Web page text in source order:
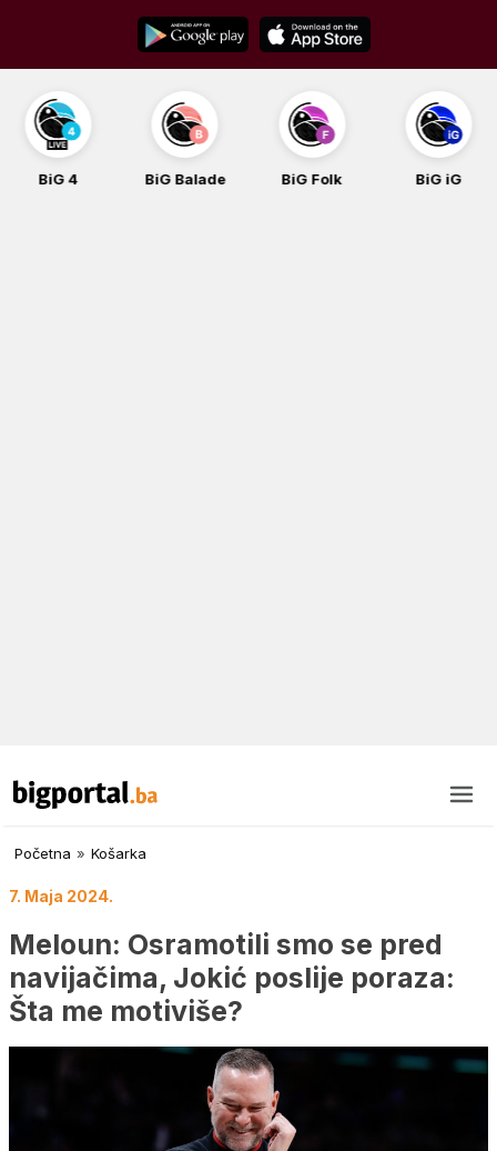
content
BiG 4 BiG Balade BiG Folk BiG iG
Početna » Košarka
7. Maja 2024.
Meloun: Osramotili smo se pred
navijačima, Jokić poslije poraza:
Šta me motiviše?